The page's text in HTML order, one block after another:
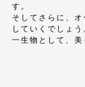
す。
そしてさらに、
していくでしょう
一生物として、美